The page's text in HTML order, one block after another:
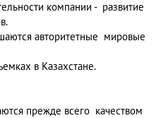
компании - развитие
авторитетные мировые
в Казахстане.
прежде всего качеством